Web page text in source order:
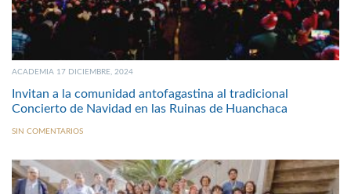
ACADEMIA 17 DICIEMBRE, 2024
Invitan a la comunidad antofagastina al tradicional
Concierto de Navidad en las Ruinas de Huanchaca
SIN COMENTARIOS